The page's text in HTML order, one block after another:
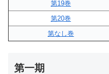
第19巻
第20巻
第なし巻
第一期